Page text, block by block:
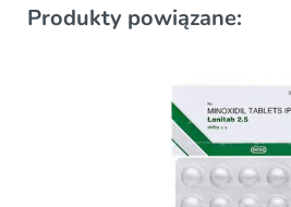
Produkty powiązane: